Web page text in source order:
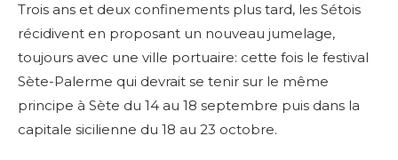
Trois ans et deux confinements plus tard, les Sétois
récidivent en proposant un nouveau jumelage,
toujours avec une ville portuaire: cette fois le festival
Sète-Palerme qui devrait se tenir sur le même
principe à Sète du 14 au 18 septembre puis dans la
capitale sicilienne du 18 au 23 octobre.